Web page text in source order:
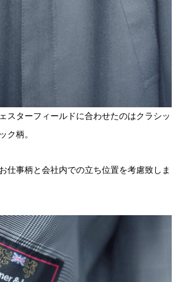
スターフィールドに合わせたのはクラシッ
ク柄。
仕事柄と会社内での立ち位置を考慮致しま